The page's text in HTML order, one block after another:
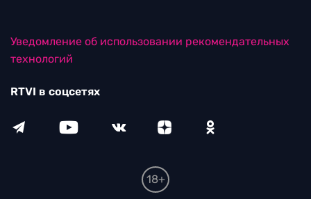
Уведомление об использовании рекомендательных
технологий
RTVI в соцсетях
18+